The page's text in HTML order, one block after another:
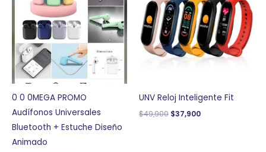
0 0 0MEGA PROMO
Audífonos Universales
Bluetooth + Estuche Diseño
Animado
$69,900.$49,900.
UNV Reloj Inteligente Fit
$49,900
$49,900.
$37,900
$37,900.